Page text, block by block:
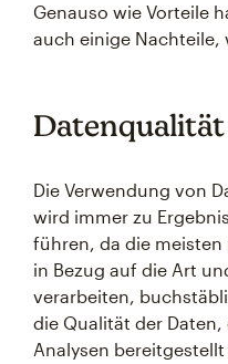
Genauso wie Vorteile
auch einige Nachteile,
Datenqualität
Die Verwendung von
wird immer zu
führen, da die
in Bezug auf die Art
verarbeiten,
die Qualität der
Analysen